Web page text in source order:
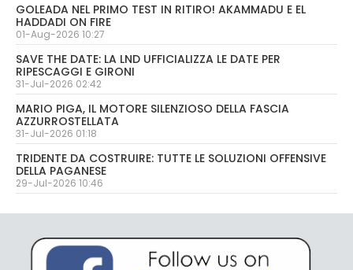
GOLEADA NEL PRIMO TEST IN RITIRO! AKAMMADU E EL
HADDADI ON FIRE
01-Aug-2026 10:27
SAVE THE DATE: LA LND UFFICIALIZZA LE DATE PER
RIPESCAGGI E GIRONI
31-Jul-2026 02:42
MARIO PIGA, IL MOTORE SILENZIOSO DELLA FASCIA
AZZURROSTELLATA
31-Jul-2026 01:18
TRIDENTE DA COSTRUIRE: TUTTE LE SOLUZIONI OFFENSIVE
DELLA PAGANESE
29-Jul-2026 10:46